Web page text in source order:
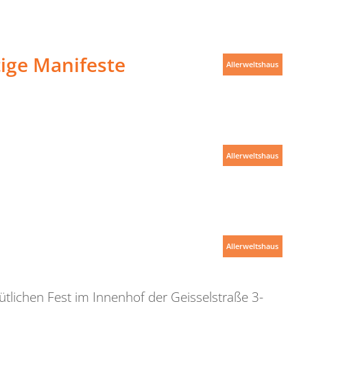
Manifeste Allerweltshaus
Allerweltshaus
Fest im Innenhof der Geisselstraße 3-
Allerweltshaus